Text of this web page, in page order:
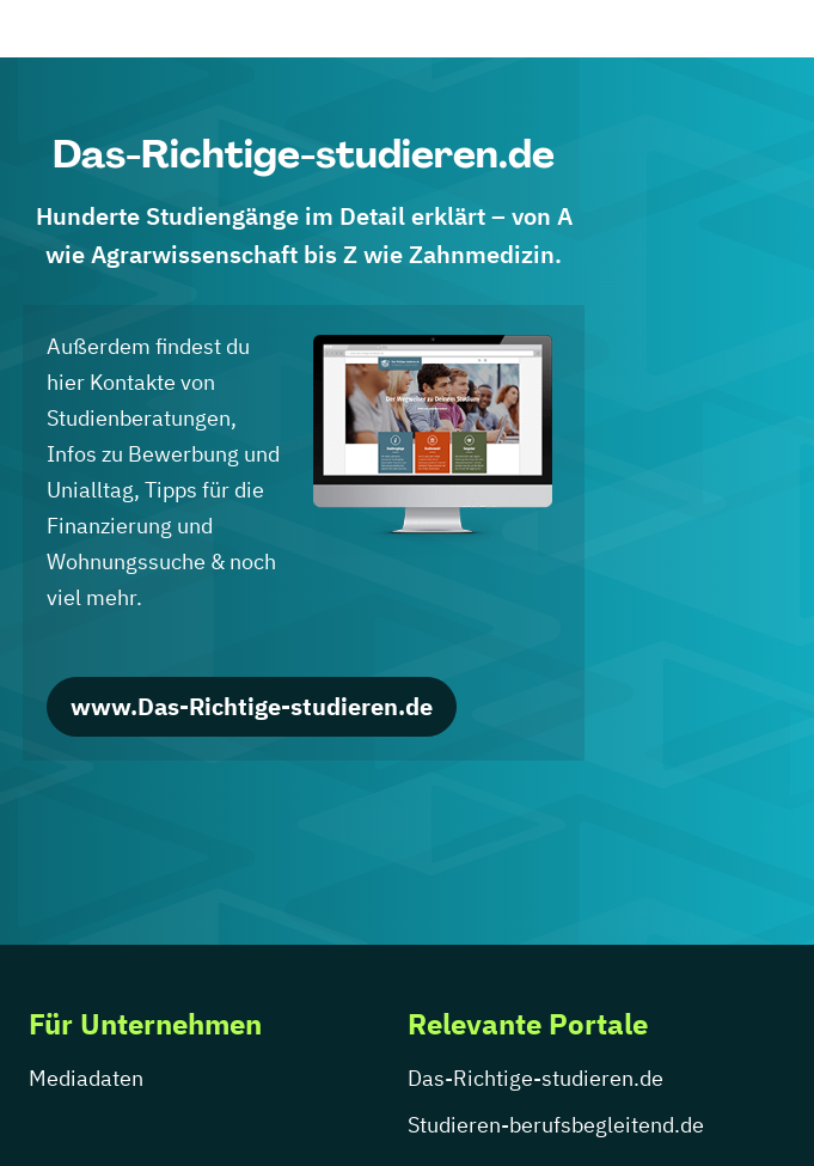
Das-Richtige-studieren.de
Hunderte Studiengänge im Detail erklärt – von A
wie Agrarwissenschaft bis Z wie Zahnmedizin.
Außerdem findest du
hier Kontakte von
Studienberatungen,
Infos zu Bewerbung und
Unialltag, Tipps für die
Finanzierung und
Wohnungssuche & noch
viel mehr.
www.Das-Richtige-studieren.de
Für Unternehmen
Mediadaten
Relevante Portale
Das-Richtige-studieren.de
Studieren-berufsbegleitend.de